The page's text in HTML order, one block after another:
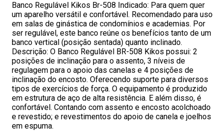
Banco Regulável Kikos Br-508 Indicado: Para quem quer
um aparelho versátil e confortável. Recomendado para uso
em salas de ginástica de condomínios e academias. Por
ser regulável, este banco reúne os benefícios tanto de um
banco vertical (posição sentada) quanto inclinado.
Descrição: O Banco Regulável BR-508 Kikos possui: 2
posições de inclinação para o assento, 3 níveis de
regulagem para o apoio das canelas e 4 posições de
inclinação do encosto. Oferecendo suporte para diversos
tipos de exercícios de força. O equipamento é produzido
em estrutura de aço de alta resistência. E além disso, é
confortável. Contando com assento e encosto acolchoado
e revestido; e revestimentos do apoio de canela e joelhos
em espuma.